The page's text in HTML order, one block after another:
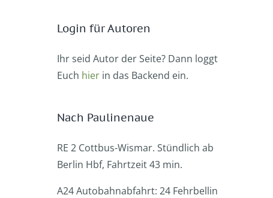
Login für Autoren
Ihr seid Autor der Seite? Dann loggt
Euch hier in das Backend ein.
Nach Paulinenaue
RE 2 Cottbus-Wismar. Stündlich ab
Berlin Hbf, Fahrtzeit 43 min.
A24 Autobahnabfahrt: 24 Fehrbellin